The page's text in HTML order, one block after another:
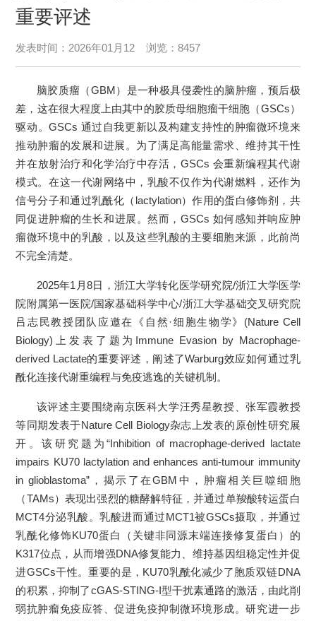
重要评述
发表时间：2026年01月12 浏览：8457
脑胶质瘤（GBM）是一种极具侵袭性的脑肿瘤，预后极
差，这在很大程度上由其中的胶质母细胞瘤干细胞（GSCs）
驱动。GSCs 通过自我更新以及构建支持性的肿瘤微环境来
推动肿瘤的发展和进展。为了满足高能量需求、维持其干性
并在放射治疗和化学治疗中存活，GSCs 会重新编程其代谢
模式。在这一代谢网络中，乳酸不仅作为代谢燃料，还作为
信号分子和通过乳酰化（lactylation）作用的蛋白修饰剂，共
同促进肿瘤的生长和进展。然而，GSCs 如何感知并响应肿
瘤微环境中的乳酸，以及这些乳酸的主要细胞来源，此前尚
不完全清楚。
2025年1月8日，浙江大学转化医学研究院/浙江大学医学
院附属第一医院/国家基础科学中心/浙江大学基础交叉研究院
吕志民教授团队应邀在《自然·细胞生物学》(Nature Cell
Biology)上发表了题为Immune Evasion by Macrophage-
derived Lactate的重要评述，阐述了Warburg效应如何通过乳
酰化连接代谢重编程与免疫逃逸的关键机制。
该评述主要围绕南京医科大学汪秀星教授、张军霞教授
等同期发表于Nature Cell Biology杂志上发表的原创性研究展
开。该研究题为“Inhibition of macrophage-derived lactate
impairs KU70 lactylation and enhances anti-tumour immunity
in glioblastoma”，揭示了在GBM中，肿瘤相关巨噬细胞
（TAMs）表现出强烈的糖酵解特征，并通过单羧酸转运蛋白
MCT4分泌乳酸。乳酸进而通过MCT1被GSCs摄取，并通过
乳酰化修饰KU70蛋白（关键非同源末端连接修复蛋白）的
K317位点，从而增强DNA修复能力、维持基因组稳定性并促
进GSCs干性。重要的是，KU70乳酰化减少了胞质双链DNA
的积累，抑制了cGAS-STING-I型干扰素通路的激活，由此削
弱抗肿瘤免疫应答、促进免疫抑制微环境形成。研究进一步